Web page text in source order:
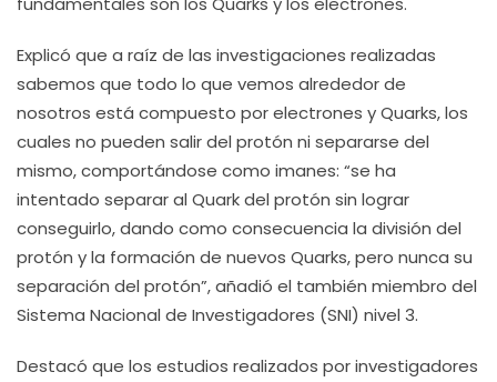
Explicó que a raíz de las investigaciones realizadas
sabemos que todo lo que vemos alrededor de
nosotros está compuesto por electrones y Quarks, los
cuales no pueden salir del protón ni separarse del
mismo, comportándose como imanes: “se ha
intentado separar al Quark del protón sin lograr
conseguirlo, dando como consecuencia la división del
protón y la formación de nuevos Quarks, pero nunca su
separación del protón”, añadió el también miembro del
Sistema Nacional de Investigadores (SNI) nivel 3.
Destacó que los estudios realizados por investigadores